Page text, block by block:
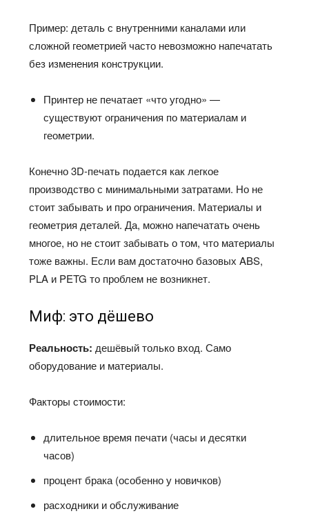
Пример: деталь с внутренними каналами или
сложной геометрией часто невозможно напечатать
без изменения конструкции.
Принтер не печатает «что угодно» —
существуют ограничения по материалам и
геометрии.
Конечно 3D-печать подается как легкое
производство с минимальными затратами. Но не
стоит забывать и про ограничения. Материалы и
геометрия деталей. Да, можно напечатать очень
многое, но не стоит забывать о том, что материалы
тоже важны. Если вам достаточно базовых ABS,
PLA и PETG то проблем не возникнет.
Миф: это дёшево
Реальность: дешёвый только вход. Само
оборудование и материалы.
Факторы стоимости:
длительное время печати (часы и десятки
часов)
процент брака (особенно у новичков)
расходники и обслуживание